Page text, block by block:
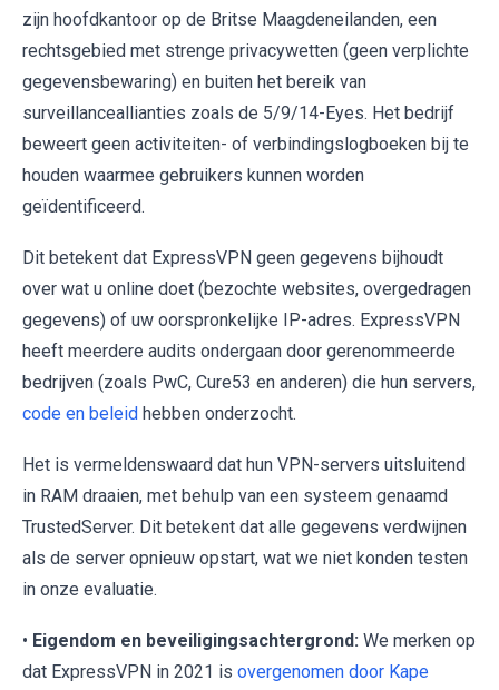
zijn hoofdkantoor op de Britse Maagdeneilanden, een
rechtsgebied met strenge privacywetten (geen verplichte
gegevensbewaring) en buiten het bereik van
surveillanceallianties zoals de 5/9/14-Eyes. Het bedrijf
beweert geen activiteiten- of verbindingslogboeken bij te
houden waarmee gebruikers kunnen worden
geïdentificeerd.
Dit betekent dat ExpressVPN geen gegevens bijhoudt
over wat u online doet (bezochte websites, overgedragen
gegevens) of uw oorspronkelijke IP-adres. ExpressVPN
heeft meerdere audits ondergaan door gerenommeerde
bedrijven (zoals PwC, Cure53 en anderen) die hun servers,
code en beleid hebben onderzocht.
Het is vermeldenswaard dat hun VPN-servers uitsluitend
in RAM draaien, met behulp van een systeem genaamd
TrustedServer. Dit betekent dat alle gegevens verdwijnen
als de server opnieuw opstart, wat we niet konden testen
in onze evaluatie.
• Eigendom en beveiligingsachtergrond: We merken op
dat ExpressVPN in 2021 is overgenomen door Kape